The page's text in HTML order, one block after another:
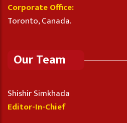
Corporate Office:
Toronto, Canada.
Our Team
Shishir Simkhada
Editor-In-Chief